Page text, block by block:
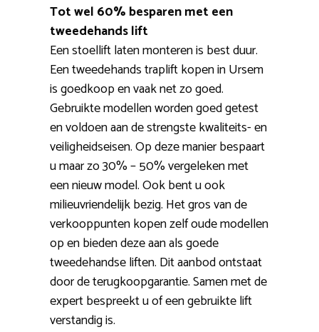
Tot wel 60% besparen met een
tweedehands lift
Een stoellift laten monteren is best duur.
Een tweedehands traplift kopen in Ursem
is goedkoop en vaak net zo goed.
Gebruikte modellen worden goed getest
en voldoen aan de strengste kwaliteits- en
veiligheidseisen. Op deze manier bespaart
u maar zo 30% – 50% vergeleken met
een nieuw model. Ook bent u ook
milieuvriendelijk bezig. Het gros van de
verkooppunten kopen zelf oude modellen
op en bieden deze aan als goede
tweedehandse liften. Dit aanbod ontstaat
door de terugkoopgarantie. Samen met de
expert bespreekt u of een gebruikte lift
verstandig is.